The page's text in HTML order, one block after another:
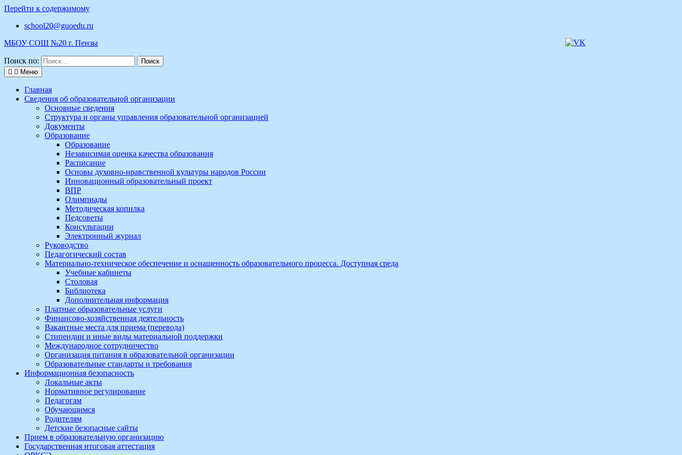
Перейти к содержимому
school20@guoedu.ru
МБОУ СОШ №20 г. Пензы
Поиск по:
Меню
Главная
Сведения об образовательной организации
Основные сведения
Структура и органы управления образовательной организацией
Документы
Образование
Образование
Независимая оценка качества образования
Расписание
Основы духовно-нравственной культуры народов России
Инновационный образовательный проект
ВПР
Олимпиады
Методическая копилка
Педсоветы
Консультации
Электронный журнал
Руководство
Педагогический состав
Материально-техническое обеспечение и оснащенность образовательного процесса. Доступная среда
Учебные кабинеты
Столовая
Библиотека
Дополнительная информация
Платные образовательные услуги
Финансово-хозяйственная деятельность
Вакантные места для приема (перевода)
Стипендии и иные виды материальной поддержки
Международное сотрудничество
Организация питания в образовательной организации
Образовательные стандарты и требования
Информационная безопасность
Локальные акты
Нормативное регулирование
Педагогам
Обучающимся
Родителям
Детские безопасные сайты
Прием в образовательную организацию
Государственная итоговая аттестация